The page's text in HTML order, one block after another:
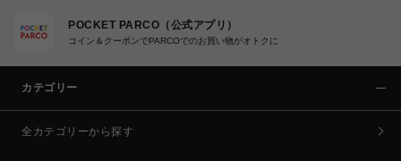
POCKET PARCO（公式アプリ）
コイン＆クーポンでPARCOでのお買い物がオトクに
カテゴリー
全カテゴリーから探す